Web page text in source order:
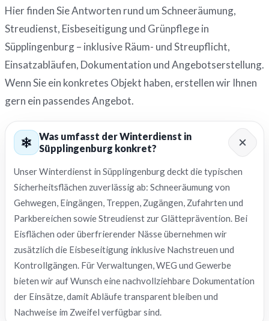
Hier finden Sie Antworten rund um Schneeräumung,
Streudienst, Eisbeseitigung und Grünpflege in
Süpplingenburg – inklusive Räum- und Streupflicht,
Einsatzabläufen, Dokumentation und Angebotserstellung.
Wenn Sie ein konkretes Objekt haben, erstellen wir Ihnen
gern ein passendes Angebot.
Was umfasst der Winterdienst in
Süpplingenburg konkret?
Unser Winterdienst in Süpplingenburg deckt die typischen
Sicherheitsflächen zuverlässig ab: Schneeräumung von
Gehwegen, Eingängen, Treppen, Zugängen, Zufahrten und
Parkbereichen sowie Streudienst zur Glätteprävention. Bei
Eisflächen oder überfrierender Nässe übernehmen wir
zusätzlich die Eisbeseitigung inklusive Nachstreuen und
Kontrollgängen. Für Verwaltungen, WEG und Gewerbe
bieten wir auf Wunsch eine nachvollziehbare Dokumentation
der Einsätze, damit Abläufe transparent bleiben und
Nachweise im Zweifel verfügbar sind.